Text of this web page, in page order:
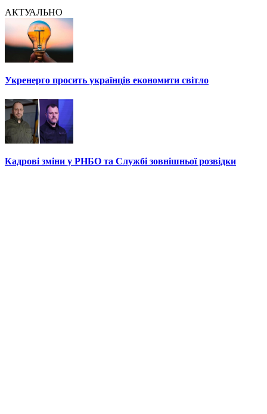
АКТУАЛЬНО
Укренерго просить українців економити світло
Кадрові зміни у РНБО та Службі зовнішньої розвідки